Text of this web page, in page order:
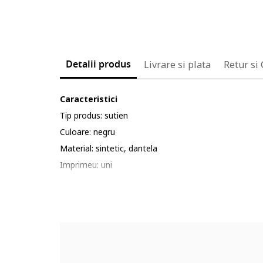
Detalii produs Livrare si plata Retur si
Caracteristici
Tip produs: sutien
Culoare: negru
Material: sintetic, dantela
Imprimeu: uni